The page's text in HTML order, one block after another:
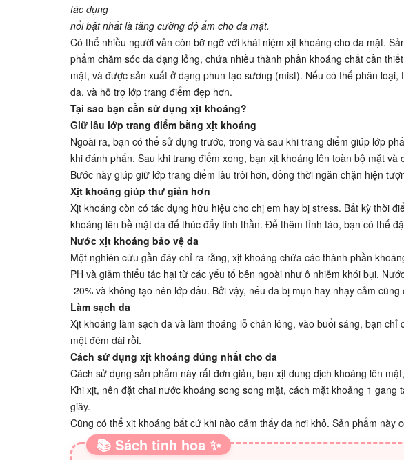
tác dụng
nổi bật nhất là tăng cường độ ẩm cho da mặt.
Có thể nhiều người vẫn còn bỡ ngỡ với khái niệm xịt khoáng cho da mặt.
phẩm chăm sóc da dạng lỏng, chứa nhiều thành phần khoáng chất cần
mặt, và được sản xuất ở dạng phun tạo sương (mist). Nếu có thể phân
da, và hỗ trợ lớp trang điểm đẹp hơn.
Tại sao bạn cần sử dụng xịt khoáng?
Giữ lâu lớp trang điểm bằng xịt khoáng
Ngoài ra, bạn có thể sử dụng trước, trong và sau khi trang điểm giúp lớp
khi đánh phấn. Sau khi trang điểm xong, bạn xịt khoáng lên toàn bộ mặt
Bước này giúp giữ lớp trang điểm lâu trôi hơn, đồng thời ngăn chặn hiện
Xịt khoáng giúp thư giản hơn
Xịt khoáng còn có tác dụng hữu hiệu cho chị em hay bị stress. Bất kỳ thời
khoáng lên bề mặt da để thúc đẩy tinh thần. Để thêm tỉnh táo, bạn có thể
Nước xịt khoáng bảo vệ da
Một nghiên cứu gần đây chỉ ra rằng, xịt khoáng chứa các thành phần
PH và giảm thiểu tác hại từ các yếu tố bên ngoài như ô nhiễm khói bụi.
-20% và không tạo nên lớp dầu. Bởi vậy, nếu da bị mụn hay nhạy cảm
Làm sạch da
Xịt khoáng làm sạch da và làm thoáng lỗ chân lông, vào buổi sáng, bạn
một đêm dài rồi.
Cách sử dụng xịt khoáng đúng nhất cho da
Cách sử dụng sản phẩm này rất đơn giản, bạn xịt dung dịch khoáng lên
Khi xịt, nên đặt chai nước khoáng song song mặt, cách mặt khoảng 1
giây.
Cũng có thể xịt khoáng bất cứ khi nào cảm thấy da hơi khô. Sản phẩm này
📚 Sách tinh hoa ✨